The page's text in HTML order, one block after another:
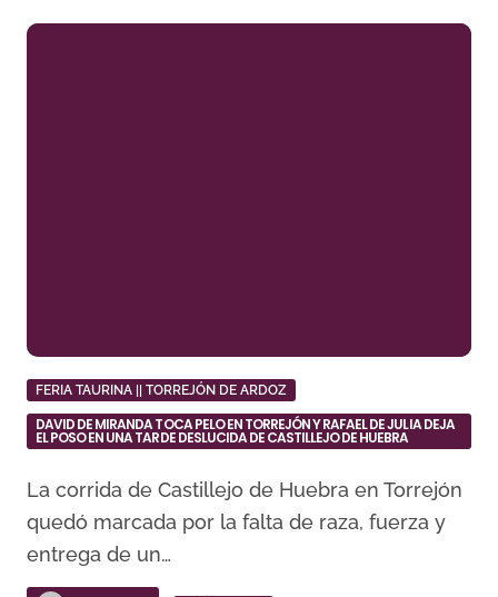
FERIA TAURINA || TORREJÓN DE ARDOZ
DAVID DE MIRANDA TOCA PELO EN TORREJÓN Y RAFAEL DE JULIA DEJA
EL POSO EN UNA TARDE DESLUCIDA DE CASTILLEJO DE HUEBRA
La corrida de Castillejo de Huebra en Torrejón
quedó marcada por la falta de raza, fuerza y
entrega de un…